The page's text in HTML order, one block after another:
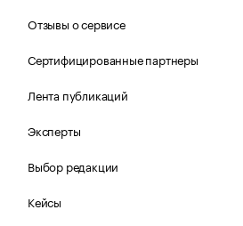
Отзывы о сервисе
Сертифицированные партнеры
Лента публикаций
Эксперты
Выбор редакции
Кейсы